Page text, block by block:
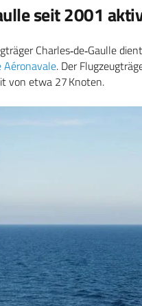
seit 2001
Charles‑de‑Gaulle
Aéronavale. Der
von etwa 27 Knoten.